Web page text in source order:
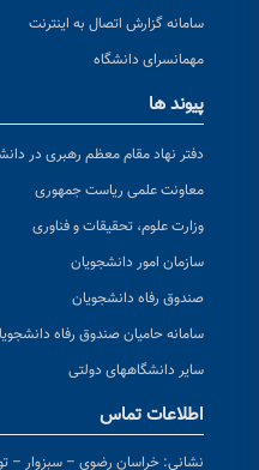
سامانه گزارش اتصال به اینترنت
مهمانسرای دانشگاه
پیوند ها
دفتر نهاد مقام معظم رهبری در
معاونت علمی ریاست جمهوری
وزارت علوم، تحقیقات و فناوری
سازمان امور دانشجویان
صندوق رفاه دانشجویان
سامانه حامیان صندوق رفاه
سایر دانشگاههای دولتی
اطلاعات تماس
نشانی: خراسان رضوی – سبزوار –